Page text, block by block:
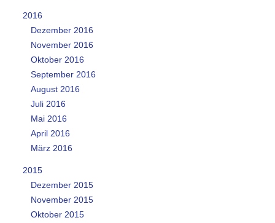
2016
Dezember 2016
November 2016
Oktober 2016
September 2016
August 2016
Juli 2016
Mai 2016
April 2016
März 2016
2015
Dezember 2015
November 2015
Oktober 2015